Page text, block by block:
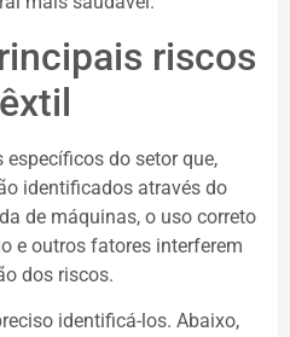
riscos
do setor que,
identificados através do
de máquinas, o uso correto
e outros fatores interferem
dos riscos.
identificá-los. Abaixo,